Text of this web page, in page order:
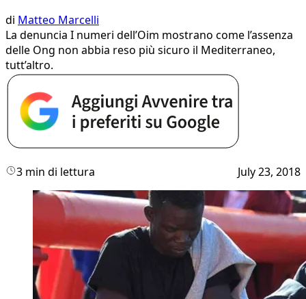
di Matteo Marcelli
La denuncia I numeri dell’Oim mostrano come l’assenza
delle Ong non abbia reso più sicuro il Mediterraneo,
tutt’altro.
3 min di lettura July 23, 2018